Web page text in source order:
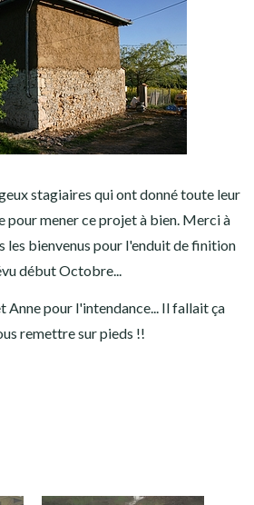
stagiaires qui ont donné toute leur
pour menerce projetà bien. Merci à
les bienvenus pour l'enduit de finition
début Octobre...
Anne pour l'intendance... Il fallait ça
remettre sur pieds !!